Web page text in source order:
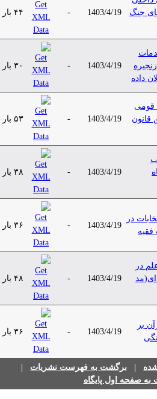
جنگ
1403/4/19 ۴۴ بار
داده
1403/4/19 ۳۰ بار
1403/4/19 ۵۳ بار
1403/4/19 ۳۸ بار
در
1403/4/19 ۳۶ بار
در
1403/4/19 ۴۸ بار
بر
1403/4/19 ۳۶ بار
| برگشت به فهرست نشریات|
صفحه اول پایگاه